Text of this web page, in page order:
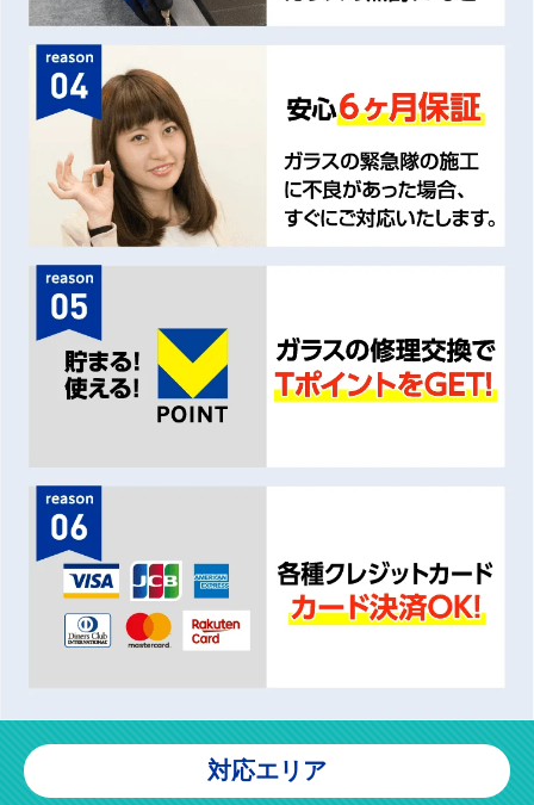
対応エリア